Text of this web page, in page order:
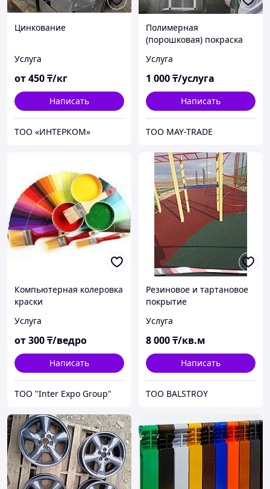
Цинкование
Услуга
от450₸/кг
Написать
TOO «ИНТЕРКОМ»
Полимерная
(порошковая) покраска
Услуга
1 000₸/услуга
Написать
TOO MAY-TRADE
Компьютерная колеровка
краски
Услуга
от300₸/ведро
Написать
ТОО "Inter Expo Group"
Резиновое и тартановое
покрытие
Услуга
8 000₸/кв.м
Написать
ТОО BALSTROY